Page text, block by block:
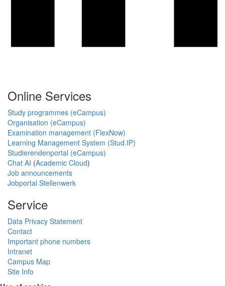
Online Services
Study programmes (eCampus)
Organisation (eCampus)
Examination management (FlexNow)
Learning Management System (Stud.IP)
Studierendenportal (eCampus)
Chat AI (Academic Cloud)
Job announcements
Jobportal Stellenwerk
Service
Data Privacy Statement
Contact
Important phone numbers
Intranet
Campus Map
Site Info